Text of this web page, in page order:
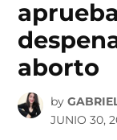
aborto
by
JUNIO 30,